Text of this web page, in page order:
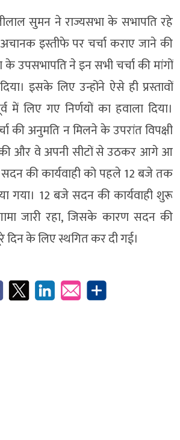
सुमन ने राज्यसभा के सभापति रहे
इस्तीफे पर चर्चा कराए जाने की
के उपसभापति ने इन सभी चर्चा की मांगों
इसके लिए उन्होंने ऐसे ही प्रस्तावों
में लिए गए निर्णयों का हवाला दिया।
की अनुमति न मिलने के उपरांत विपक्षी
की और वे अपनी सीटों से उठकर आगे आ
की कार्यवाही को पहले 12 बजे तक
गया। 12 बजे सदन की कार्यवाही शुरू
जारी रहा, जिसके कारण सदन की
दिन के लिए स्थगित कर दी गई।